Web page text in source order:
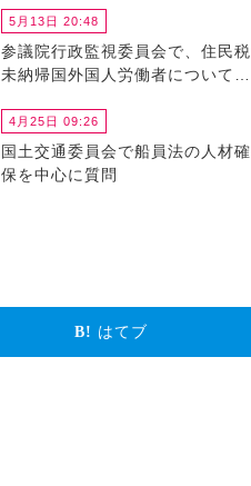
5月13日 20:48
参議院行政監視委員会で、住民税
未納帰国外国人労働者について政
4月25日 09:26
国土交通委員会で船員法の人材確
保を中心に質問
はてブ